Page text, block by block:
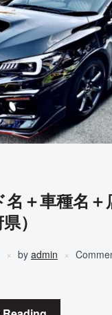
＋車種名＋
）
by admin